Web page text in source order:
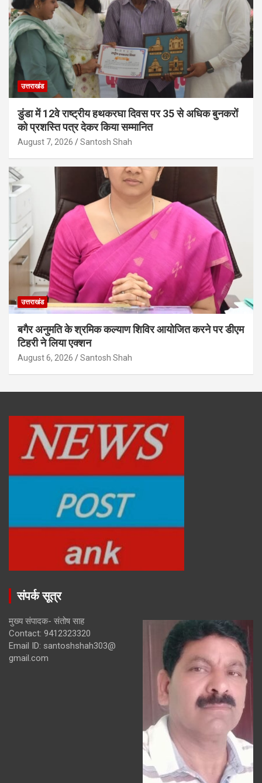
उत्तराखंड
डुंडा में 12वे राष्ट्रीय हथकरघा दिवस पर 35 से अधिक बुनकरों
को प्रशस्ति पत्र देकर किया सम्मानित
August 7, 2026 Santosh Shah
उत्तराखंड
बगैर अनुमति के श्रमिक कल्याण शिविर आयोजित करने पर डीएम
टिहरी ने लिया एक्शन
August 6, 2026 Santosh Shah
संपर्क सूत्र
मुख्य संपादक- संतोष साह
Contact: 9412323320
Email ID: santoshshah303@
gmail.com